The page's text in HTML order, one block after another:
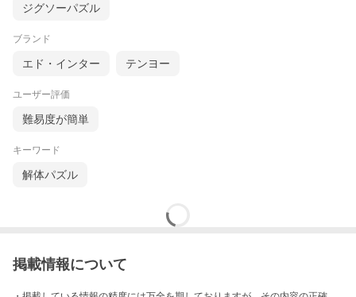
ジグソーパズル
ブランド
エド・インター テンヨー
ユーザー評価
難易度が簡単
キーワード
解体パズル
掲載情報について